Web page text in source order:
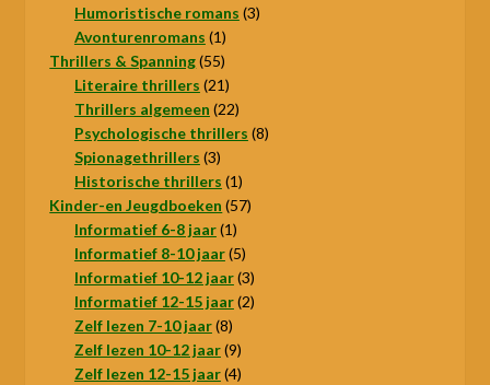
producten
Humoristische romans 33
Avonturenromans 11
product
Thrillers & Spanning 5555
producten
Literaire thrillers 2121
producten
Thrillers algemeen 2222
producten
Psychologische thrillers 88
Spionagethrillers 33
producten
Historische thrillers 11
product
Kinder-en Jeugdboeken 5757
Informatief 6-8 jaar 11
product
Informatief 8-10 jaar 55
producten
Informatief 10-12 jaar 33
producten
Informatief 12-15 jaar 22
Zelf lezen 7-10 jaar 88
producten
Zelf lezen 10-12 jaar 99
producten
Zelf lezen 12-15 jaar 44